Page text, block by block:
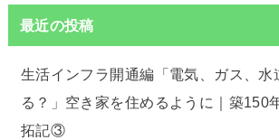
最近の投稿
生活インフラ開通編「電気、ガス、水
る？」空き家を住めるように｜築150
拓記③